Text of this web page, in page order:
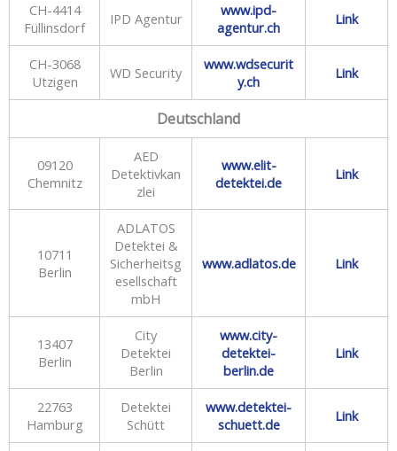
CH-4414
Füllinsdorf
IPD Agentur
www.ipd-
agentur.ch
Link
CH-3068
Utzigen
WD Security
www.wdsecurit
y.ch
Link
Deutschland
09120
Chemnitz
AED
Detektivkan
zlei
www.elit-
detektei.de
Link
10711
Berlin
ADLATOS
Detektei &
Sicherheitsg
esellschaft
mbH
www.adlatos.de Link
13407
Berlin
City
Detektei
Berlin
www.city-
detektei-
berlin.de
Link
22763
Hamburg
Detektei
Schütt
www.detektei-
schuett.de
Link